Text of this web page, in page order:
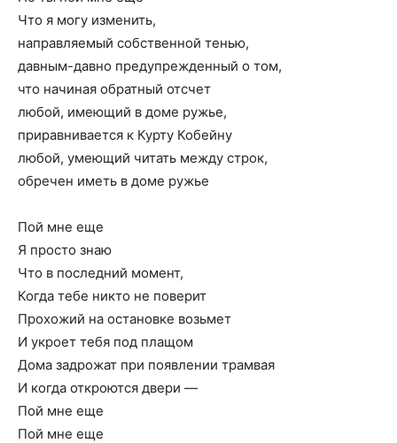
Что я могу изменить,
направляемый собственной тенью,
давным-давно предупрежденный о том,
что начиная обратный отсчет
любой, имеющий в доме ружье,
приравнивается к Курту Кобейну
любой, умеющий читать между строк,
обречен иметь в доме ружье
Пой мне еще
Я просто знаю
Что в последний момент,
Когда тебе никто не поверит
Прохожий на остановке возьмет
И укроет тебя под плащом
Дома задрожат при появлении трамвая
И когда откроются двери —
Пой мне еще
Пой мне еще